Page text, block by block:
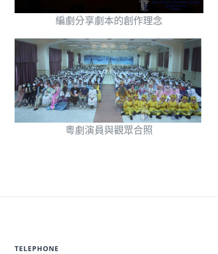
編劇分享劇本的創作理念
粵劇演員與觀眾合照
TELEPHONE